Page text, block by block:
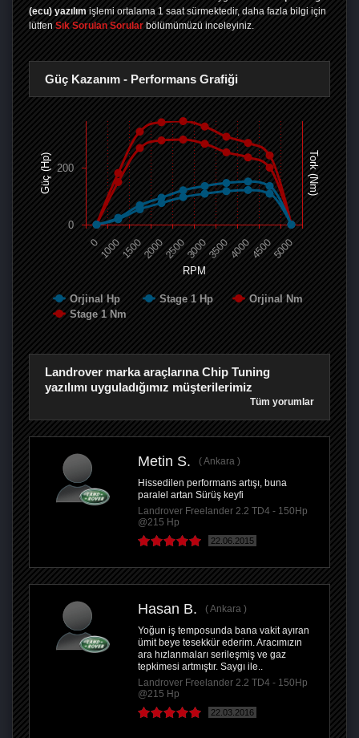
(ecu) yazılım işlemi ortalama 1 saat sürmektedir, daha fazla bilgi için
lütfen Sık Sorulan Sorular bölümümüzü inceleyiniz.
Güç Kazanım - Performans Grafiği
RPM
Güç (Hp) Tork (Nm)
Orjinal Hp Stage 1 Hp
Orjinal Nm
Stage 1 Nm
0 100015002000250030003500400045005000
0
200
Landrover marka araçlarına Chip Tuning
yazılımı uyguladığımız müşterilerimiz
Tüm yorumlar
Metin S.
Ankara
Hissedilen performans artışı, buna
paralel artan Sürüş keyfi
Landrover Freelander 2.2 TD4 - 150Hp
@215 Hp
22.06.2015
Hasan B.
Ankara
Yoğun iş temposunda bana vakit ayıran
ümit beye tesekkür ederim. Aracımızın
ara hızlanmaları serileşmiş ve gaz
tepkimesi artmıştır. Saygı ile..
Landrover Freelander 2.2 TD4 - 150Hp
@215 Hp
22.03.2016